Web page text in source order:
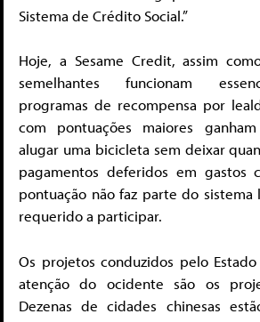
Sistema de Crédito Social.”
Hoje, a Sesame Credit, assim
semelhantes funcionam
programas de recompensa por
com pontuações maiores
alugar uma bicicleta sem deixar
pagamentos deferidos em gastos
pontuação não faz parte do
requerido a participar.
Os projetos conduzidos pelo
atenção do ocidente são os
Dezenas de cidades chinesas